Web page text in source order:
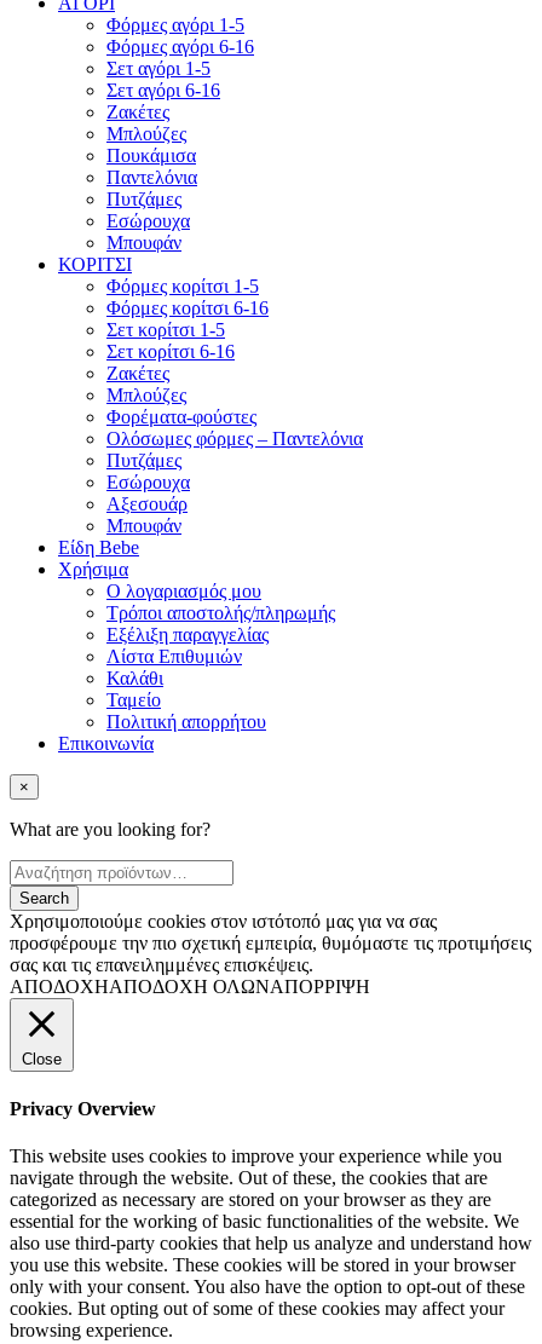
Φόρμες αγόρι 1-5
Φόρμες αγόρι 6-16
Σετ αγόρι 1-5
Σετ αγόρι 6-16
Ζακέτες
Μπλούζες
Πουκάμισα
Παντελόνια
Πυτζάμες
Εσώρουχα
Μπουφάν
ΚΟΡΙΤΣΙ
Φόρμες κορίτσι 1-5
Φόρμες κορίτσι 6-16
Σετ κορίτσι 1-5
Σετ κορίτσι 6-16
Ζακέτες
Μπλούζες
Φορέματα-φούστες
Ολόσωμες φόρμες – Παντελόνια
Πυτζάμες
Εσώρουχα
Αξεσουάρ
Μπουφάν
Είδη Bebe
Χρήσιμα
Ο λογαριασμός μου
Τρόποι αποστολής/πληρωμής
Εξέλιξη παραγγελίας
Λίστα Επιθυμιών
Καλάθι
Ταμείο
Πολιτική απορρήτου
Επικοινωνία
×
What are you looking for?
Χρησιμοποιούμε cookies στον ιστότοπό μας για να σας
προσφέρουμε την πιο σχετική εμπειρία, θυμόμαστε τις προτιμήσεις
σας και τις επανειλημμένες επισκέψεις.
ΑΠΟΔΟΧΗΑΠΟΔΟΧΗ ΟΛΩΝΑΠΟΡΡΙΨΗ
Close
Privacy Overview
This website uses cookies to improve your experience while you
navigate through the website. Out of these, the cookies that are
categorized as necessary are stored on your browser as they are
essential for the working of basic functionalities of the website. We
also use third-party cookies that help us analyze and understand how
you use this website. These cookies will be stored in your browser
only with your consent. You also have the option to opt-out of these
cookies. But opting out of some of these cookies may affect your
browsing experience.